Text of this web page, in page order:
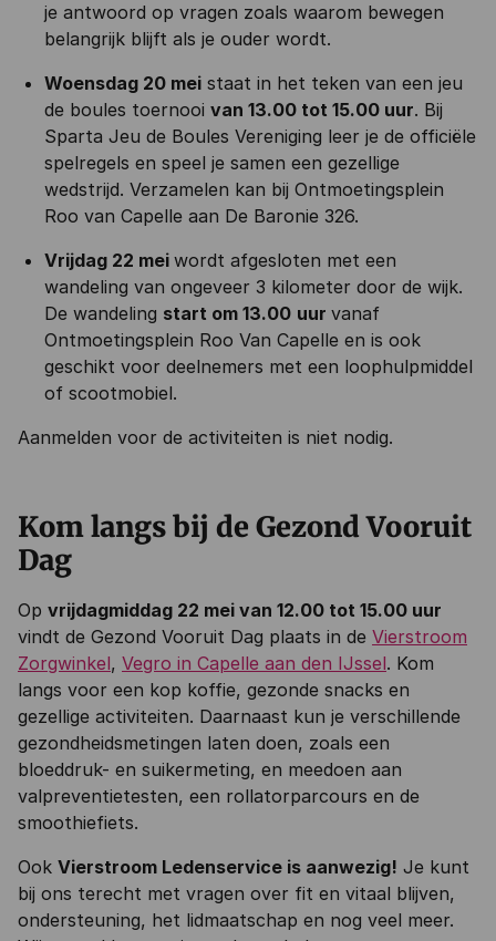
je antwoord op vragen zoals waarom bewegen
belangrijk blijft als je ouder wordt.
Woensdag 20 mei staat in het teken van een jeu
de boules toernooi van 13.00 tot 15.00 uur. Bij
Sparta Jeu de Boules Vereniging leer je de officiële
spelregels en speel je samen een gezellige
wedstrijd. Verzamelen kan bij Ontmoetingsplein
Roo van Capelle aan De Baronie 326.
Vrijdag 22 mei wordt afgesloten met een
wandeling van ongeveer 3 kilometer door de wijk.
De wandeling start om 13.00 uur vanaf
Ontmoetingsplein Roo Van Capelle en is ook
geschikt voor deelnemers met een loophulpmiddel
of scootmobiel.
Aanmelden voor de activiteiten is niet nodig.
Kom langs bij de Gezond Vooruit
Dag
Op vrijdagmiddag 22 mei van 12.00 tot 15.00 uur
vindt de Gezond Vooruit Dag plaats in de Vierstroom
Zorgwinkel, Vegro in Capelle aan den IJssel. Kom
langs voor een kop koffie, gezonde snacks en
gezellige activiteiten. Daarnaast kun je verschillende
gezondheidsmetingen laten doen, zoals een
bloeddruk- en suikermeting, en meedoen aan
valpreventietesten, een rollatorparcours en de
smoothiefiets.
Ook Vierstroom Ledenservice is aanwezig! Je kunt
bij ons terecht met vragen over fit en vitaal blijven,
ondersteuning, het lidmaatschap en nog veel meer.